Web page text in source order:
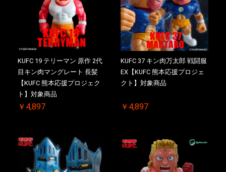
KUFC 19 テリーマン 原作 2代
目キン肉マングレート 長髪
【KUFC 熊本応援プロジェク
ト】対象商品
￥4,897
KUFC 37 キン肉万太郎 戦闘服
EX【KUFC 熊本応援プロジェ
クト】対象商品
￥4,897